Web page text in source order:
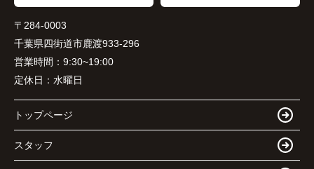
〒284-0003
千葉県四街道市鹿渡933-296
営業時間： 9:30~19:00
定休日： 水曜日
トップページ
スタッフ